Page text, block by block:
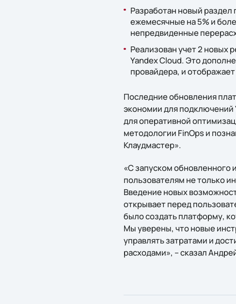
Разработан новый
ежемесячные на 5% и
непредвиденные
Реализован учет 2 новых
Yandex Cloud. Это
провайдера, и
Последние обновления
экономии для подключений
для оперативной
методологии FinOps и
Клаудмастер».
«С запуском
пользователям не только
Введение новых
открывает перед
было создать платформу,
Мы уверены, что новые
управлять затратами и
расходами», – сказал